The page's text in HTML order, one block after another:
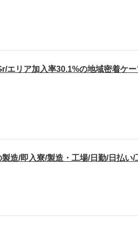
エリア加入率30.1%の地域密着ケ
造/即入寮/製造・工場/日勤/日払い/